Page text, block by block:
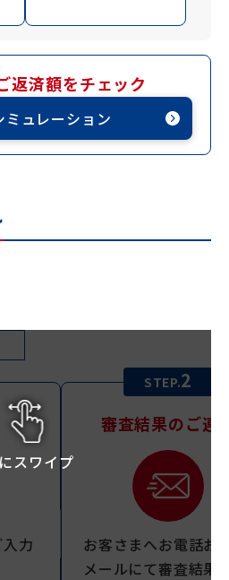
返済額をチェック
ミュレーション
力
STEP.2
審査結果のご連
お客さまへお電話お
メールにて審査結果
スワイプ